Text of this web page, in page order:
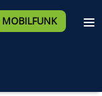
MOBILFUNK